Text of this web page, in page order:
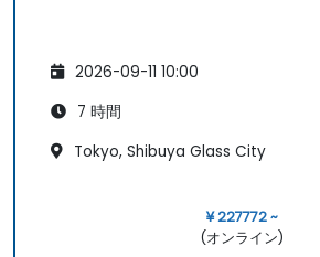
2026-09-11 10:00
7 時間
Tokyo, Shibuya Glass City
¥ 227772 ~
(オンライン)